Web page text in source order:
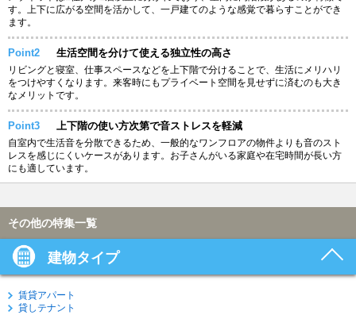
す。上下に広がる空間を活かして、一戸建てのような感覚で暮らすことができ
ます。
Point2 生活空間を分けて使える独立性の高さ
リビングと寝室、仕事スペースなどを上下階で分けることで、生活にメリハリ
をつけやすくなります。来客時にもプライベート空間を見せずに済むのも大き
なメリットです。
Point3 上下階の使い方次第で音ストレスを軽減
自室内で生活音を分散できるため、一般的なワンフロアの物件よりも音のスト
レスを感じにくいケースがあります。お子さんがいる家庭や在宅時間が長い方
にも適しています。
その他の特集一覧
建物タイプ
賃貸アパート
貸しテナント